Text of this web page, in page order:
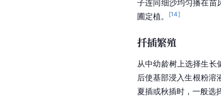
子连同细沙均匀播在苗
圃定植。
[14]
扦插繁殖
从中幼龄树上选择生
后使基部浸入生根粉溶
夏插或秋插时，一般选